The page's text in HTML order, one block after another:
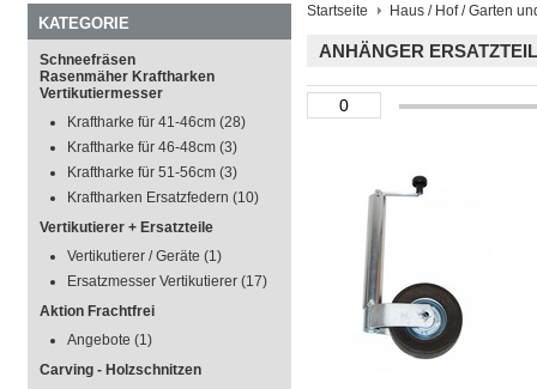
KATEGORIE
Schneefräsen
Rasenmäher Kraftharken
Vertikutiermesser
Kraftharke für 41-46cm (28)
Kraftharke für 46-48cm (3)
Kraftharke für 51-56cm (3)
Kraftharken Ersatzfedern (10)
Vertikutierer + Ersatzteile
Vertikutierer / Geräte (1)
Ersatzmesser Vertikutierer (17)
Aktion Frachtfrei
Angebote (1)
Carving - Holzschnitzen
Startseite Haus / Hof / Garten
ANHÄNGER